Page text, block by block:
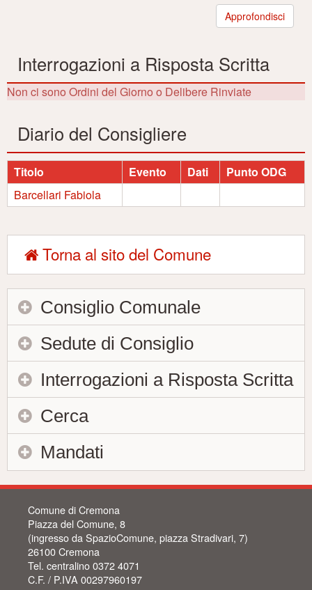
Approfondisci
Interrogazioni a Risposta Scritta
Non ci sono Ordini del Giorno o Delibere Rinviate
Diario del Consigliere
Titolo Evento Dati
Punto ODG
Barcellari Fabiola
Torna al sito del Comune
Consiglio Comunale
Sedute di Consiglio
Interrogazioni a Risposta Scritta
Cerca
Mandati
Comune di Cremona
Piazza del Comune, 8
(ingresso da SpazioComune, piazza Stradivari, 7)
26100 Cremona
Tel. centralino 0372 4071
C.F. / P.IVA 00297960197